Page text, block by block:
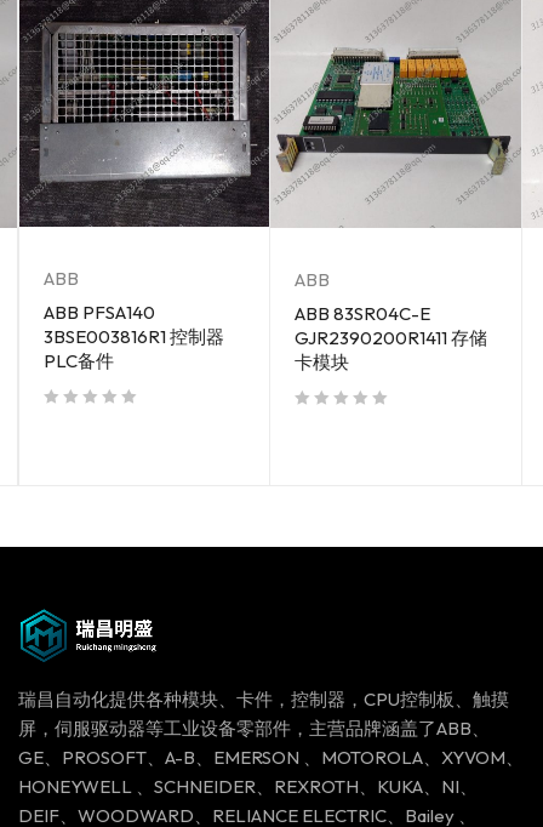
ABB
ABB PFSA140
3BSE003816R1 控制器
PLC备件
ABB
ABB 83SR04C-E
GJR2390200R1411 存储
卡模块
瑞昌自动化提供各种模块、卡件，控制器，CPU控制板、触摸
屏，伺服驱动器等工业设备零部件，主营品牌涵盖了ABB、
GE、PROSOFT、A-B、EMERSON 、MOTOROLA、XYVOM、
HONEYWELL 、SCHNEIDER、REXROTH、KUKA、NI、
DEIF、WOODWARD、RELIANCE ELECTRIC、Bailey 、